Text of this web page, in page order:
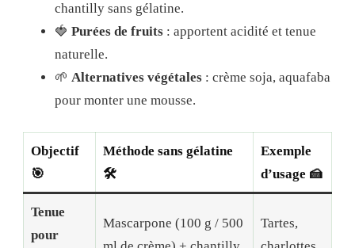
chantilly sans gélatine.
🍓 Purées de fruits : apportent acidité et tenue
naturelle.
🌱 Alternatives végétales : crème soja, aquafaba
pour monter une mousse.
Objectif
🎯
Méthode sans gélatine
🛠️
Exemple
d’usage 🍰
Tenue
pour
Mascarpone (100 g / 500
Tartes,